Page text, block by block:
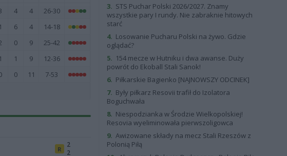
4 4 26-30
1 6 4 14-18
0 9 25-42
1 1 9 12-36
0 11 7-53
R
2
2
3. STS Puchar Polski 2026/2027. Znamy
wszystkie pary I rundy. Nie zabraknie hitowych
starć
4. Losowanie Pucharu Polski na żywo. Gdzie
oglądać?
5. 154 mecze w Hutniku i dwa awanse. Duży
powrót do Ekoball Stali Sanok!
6. Piłkarskie Bagienko [NAJNOWSZY ODCINEK]
7. Były piłkarz Resovii trafił do Izolatora
Boguchwała
8. Niespodzianka w Środzie Wielkopolskiej!
Resovia wyeliminowała pierwszoligowca
9. Awizowane składy na mecz Stali Rzeszów z
Polonią Piłą